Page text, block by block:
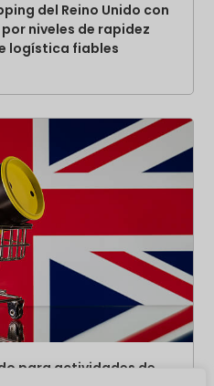
del Reino Unido con
niveles de rapidez
logística fiables
para actividades de